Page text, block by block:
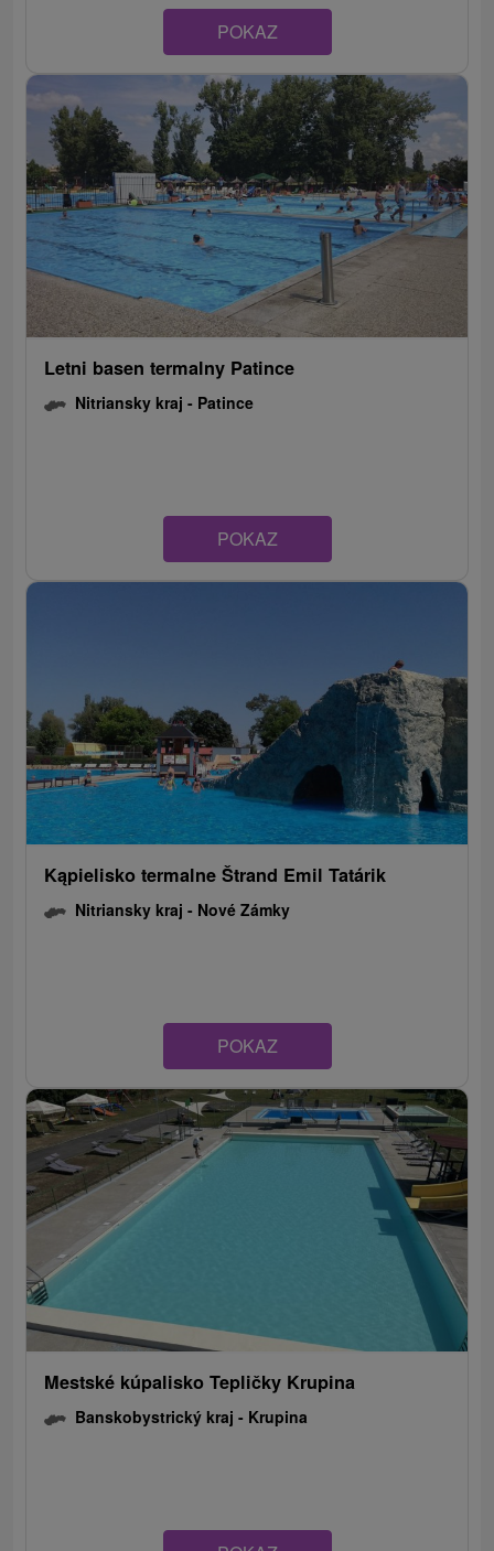
POKAZ
Letni basen termalny Patince
Nitriansky kraj - Patince
POKAZ
Kąpielisko termalne Štrand Emil Tatárik
Nitriansky kraj - Nové Zámky
POKAZ
Mestské kúpalisko Tepličky Krupina
Banskobystrický kraj - Krupina